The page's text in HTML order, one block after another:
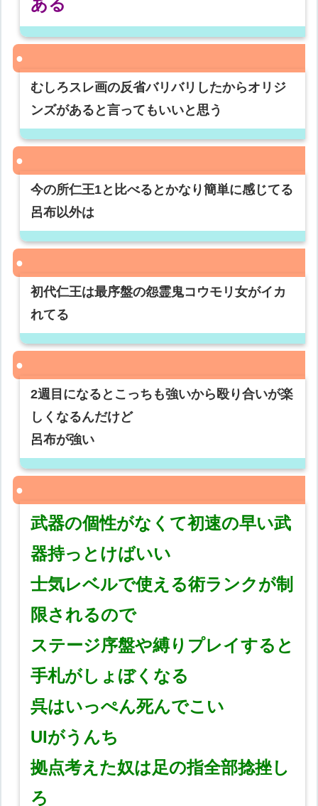
ある
むしろスレ画の反省バリバリしたからオリジ
ンズがあると言ってもいいと思う
今の所仁王1と比べるとかなり簡単に感じてる
呂布以外は
初代仁王は最序盤の怨霊鬼コウモリ女がイカ
れてる
2週目になるとこっちも強いから殴り合いが楽
しくなるんだけど
呂布が強い
武器の個性がなくて初速の早い武
器持っとけばいい
士気レベルで使える術ランクが制
限されるので
ステージ序盤や縛りプレイすると
手札がしょぼくなる
呉はいっぺん死んでこい
UIがうんち
拠点考えた奴は足の指全部捻挫し
ろ